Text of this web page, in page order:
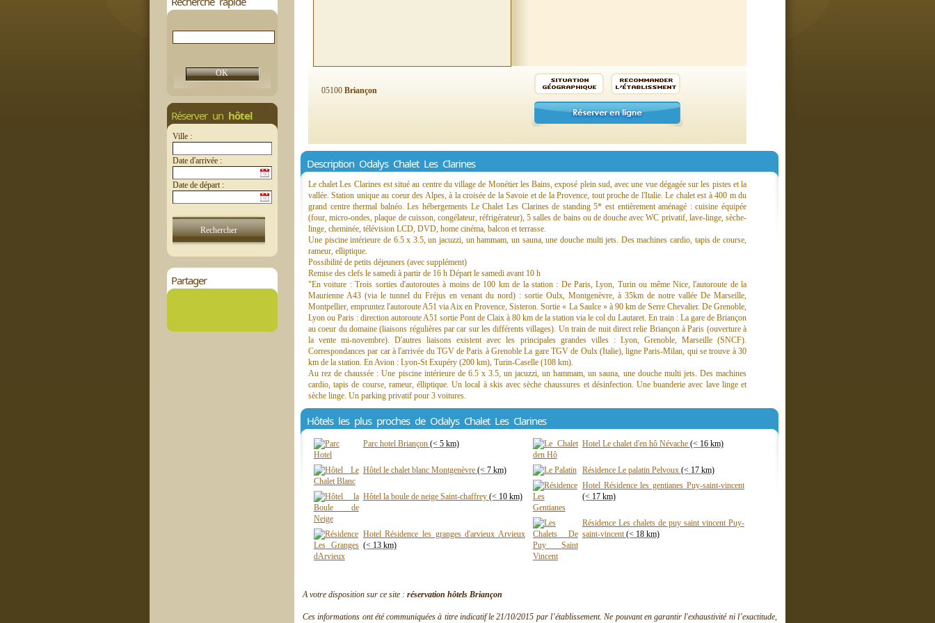
Réserver un hôtel
Ville :
Date d'arrivée :
Date de départ :
Partager
05100 Briançon
Description Odalys Chalet Les Clarines
Le chalet Les Clarines est situé au centre du village de Monétier les Bains, exposé plein sud, avec une vue dégagée sur les pistes et la
vallée. Station unique au coeur des Alpes, à la croisée de la Savoie et de la Provence, tout proche de l'Italie. Le chalet est à 400 m du
grand centre thermal balnéo. Les hébergements Le Chalet Les Clarines de standing 5* est entièrement aménagé : cuisine équipée
(four, micro-ondes, plaque de cuisson, congélateur, réfrigérateur), 5 salles de bains ou de douche avec WC privatif, lave-linge, sèche-
linge, cheminée, télévision LCD, DVD, home cinéma, balcon et terrasse.
Une piscine intérieure de 6.5 x 3.5, un jacuzzi, un hammam, un sauna, une douche multi jets. Des machines cardio, tapis de course,
rameur, elliptique.
Possibilité de petits déjeuners (avec supplément)
Remise des clefs le samedi à partir de 16 h Départ le samedi avant 10 h
"En voiture : Trois sorties d'autoroutes à moins de 100 km de la station : De Paris, Lyon, Turin ou même Nice, l'autoroute de la
Maurienne A43 (via le tunnel du Fréjus en venant du nord) : sortie Oulx, Montgenèvre, à 35km de notre vallée De Marseille,
Montpellier, empruntez l'autoroute A51 via Aix en Provence, Sisteron. Sortie « La Saulce » à 90 km de Serre Chevalier. De Grenoble,
Lyon ou Paris : direction autoroute A51 sortie Pont de Claix à 80 km de la station via le col du Lautaret. En train : La gare de Briançon
au coeur du domaine (liaisons régulières par car sur les différents villages). Un train de nuit direct relie Briançon à Paris (ouverture à
la vente mi-novembre). D'autres liaisons existent avec les principales grandes villes : Lyon, Grenoble, Marseille (SNCF).
Correspondances par car à l'arrivée du TGV de Paris à Grenoble La gare TGV de Oulx (Italie), ligne Paris-Milan, qui se trouve à 30
km de la station. En Avion : Lyon-St Exupéry (200 km), Turin-Caselle (108 km).
Au rez de chaussée : Une piscine intérieure de 6.5 x 3.5, un jacuzzi, un hammam, un sauna, une douche multi jets. Des machines
cardio, tapis de course, rameur, élliptique. Un local à skis avec sèche chaussures et désinfection. Une buanderie avec lave linge et
sèche linge. Un parking privatif pour 3 voitures.
Hôtels les plus proches de Odalys Chalet Les Clarines
Parc hotel Briançon (< 5 km)
Hôtel le chalet blanc Montgenèvre (< 7 km)
Hôtel la boule de neige Saint-chaffrey (< 10 km)
Hotel Résidence les granges d'arvieux Arvieux
(< 13 km)
Hotel Le chalet d'en hô Névache (< 16 km)
Résidence Le palatin Pelvoux (< 17 km)
Hotel Résidence les gentianes Puy-saint-vincent
(< 17 km)
Résidence Les chalets de puy saint vincent Puy-
saint-vincent(< 18 km)
A votre disposition sur ce site : réservation hôtels Briançon
Ces informations ont été communiquées à titre indicatif le 21/10/2015 par l’établissement. Ne pouvant en garantir l'exhaustivité ni l’exactitude,